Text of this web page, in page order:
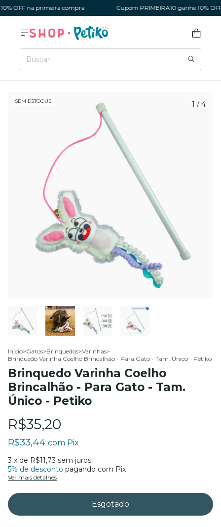
OFF na primeira compra Cupom PRIMEIRA10 ganhe 10%
SEM ESTOQUE 1 / 4
Início>Gatos>Brinquedos>Varinhas>
Brinquedo Varinha Coelho Brincalhão - Para Gato - Tam. Único - Petiko
Brinquedo Varinha Coelho
Brincalhão - Para Gato - Tam.
Único - Petiko
R$35,20
R$33,44 com Pix
3 x de R$11,73 sem juros
5% de desconto pagando com Pix
Ver mais detalhes